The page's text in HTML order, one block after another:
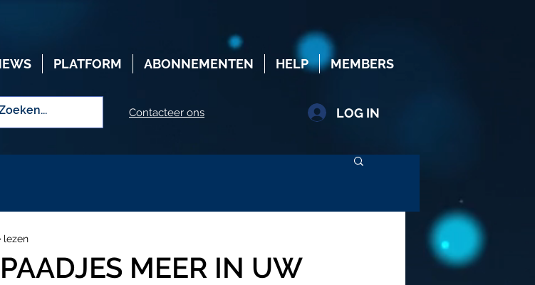
PLATFORM ABONNEMENTEN HELP MEMBERS
Contacteer ons LOG IN
MEER IN UW
lezen